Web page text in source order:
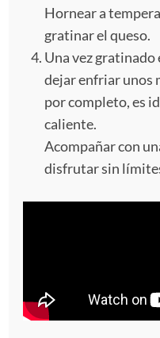
Hornear a
gratinar el queso.
Una vez
dejar enfriar unos
por completo, es
caliente.
Acompañar con
disfrutar sin